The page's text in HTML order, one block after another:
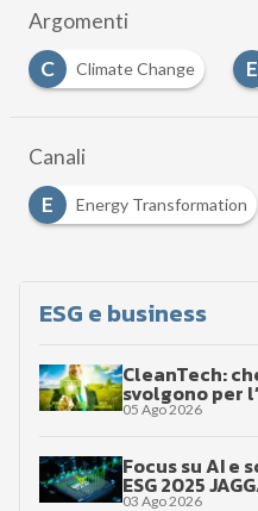
Argomenti
C
Climate Change E
Canali
E
Energy Transformation
ESG e business
CleanTech:
svolgono per
05 Ago 2026
Focus su AI e
ESG 2025
03 Ago 2026